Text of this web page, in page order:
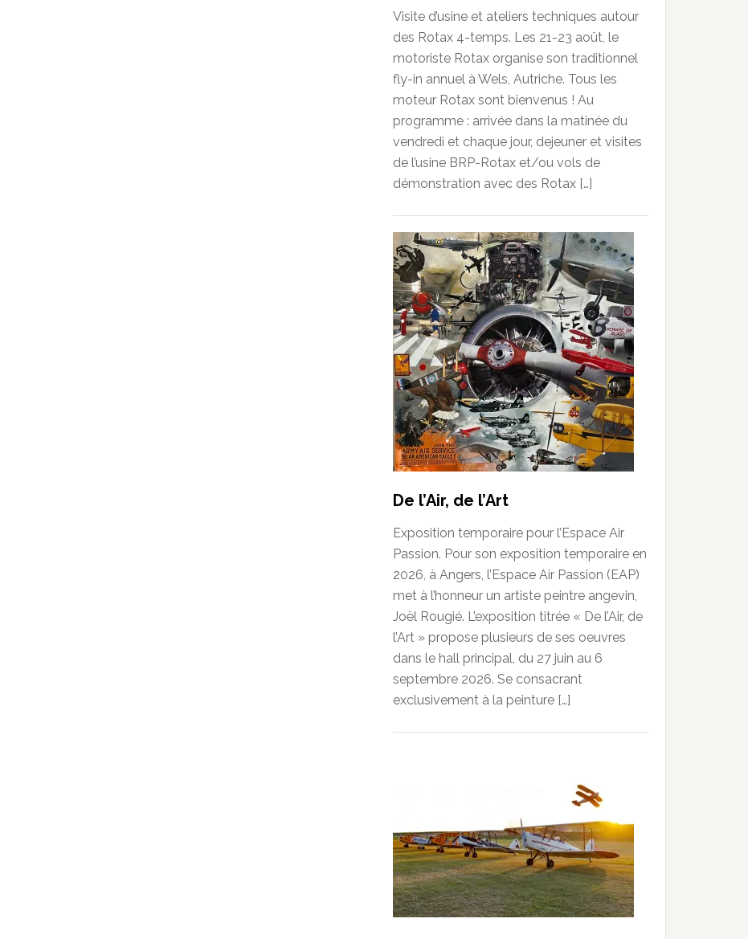
Visite d’usine et ateliers techniques autour
des Rotax 4-temps. Les 21-23 août, le
motoriste Rotax organise son traditionnel
fly-in annuel à Wels, Autriche. Tous les
moteur Rotax sont bienvenus ! Au
programme : arrivée dans la matinée du
vendredi et chaque jour, dejeuner et visites
de l’usine BRP-Rotax et/ou vols de
démonstration avec des Rotax […]
De l’Air, de l’Art
Exposition temporaire pour l’Espace Air
Passion. Pour son exposition temporaire en
2026, à Angers, l’Espace Air Passion (EAP)
met à l’honneur un artiste peintre angevin,
Joël Rougié. L’exposition titrée « De l’Air, de
l’Art » propose plusieurs de ses oeuvres
dans le hall principal, du 27 juin au 6
septembre 2026. Se consacrant
exclusivement à la peinture […]